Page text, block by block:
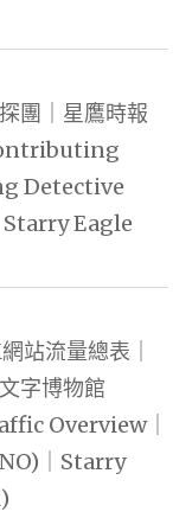
團｜星鷹時報
Detective
Eagle
站流量總表｜
字博物館
Overview｜
｜Starry